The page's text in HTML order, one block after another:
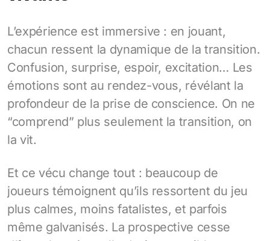
L’expérience est immersive : en jouant,
chacun ressent la dynamique de la transition.
Confusion, surprise, espoir, excitation… Les
émotions sont au rendez-vous, révélant la
profondeur de la prise de conscience. On ne
“comprend” plus seulement la transition, on
la vit.
Et ce vécu change tout : beaucoup de
joueurs témoignent qu’ils ressortent du jeu
plus calmes, moins fatalistes, et parfois
même galvanisés. La prospective cesse